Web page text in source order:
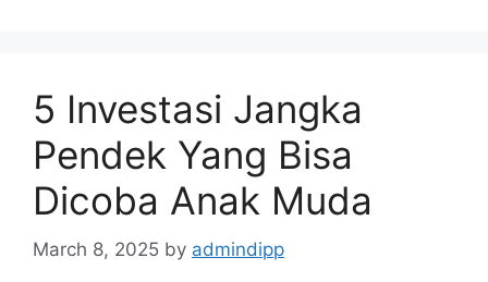
5 Investasi Jangka
Pendek Yang Bisa
Dicoba Anak Muda
March 8, 2025 by admindipp